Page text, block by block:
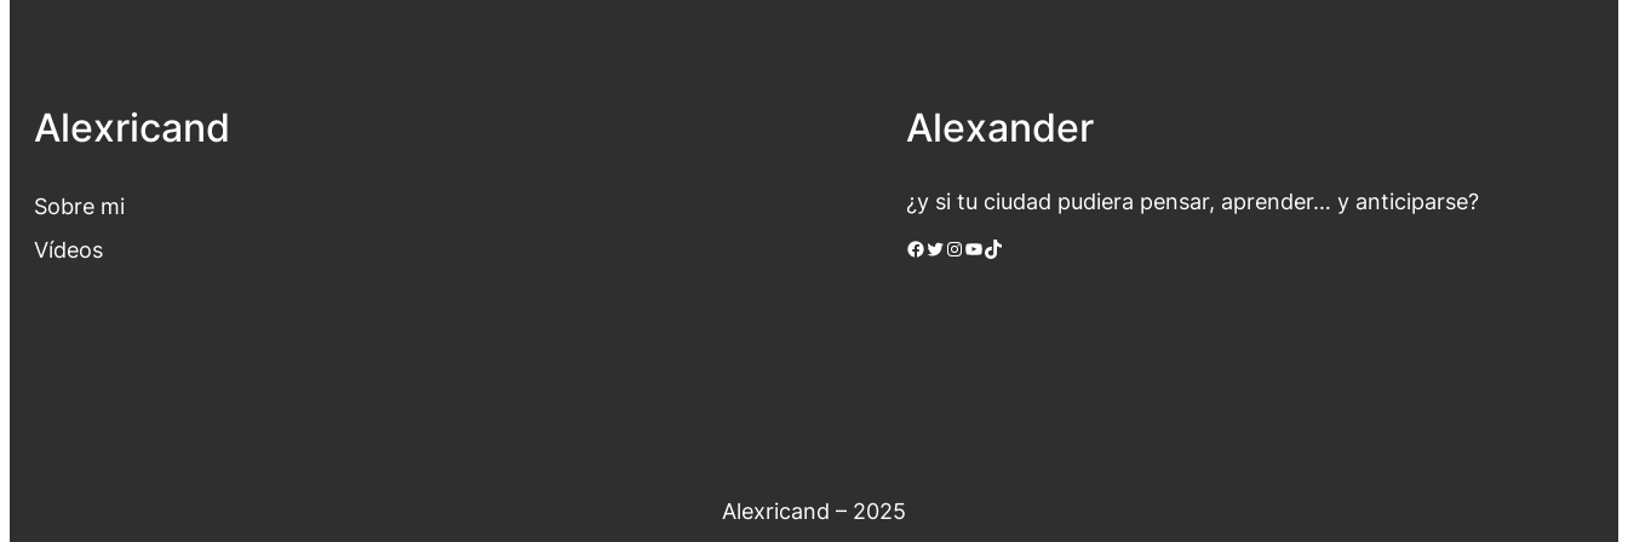
Alexricand
Sobre mi
Vídeos
Alexander
¿y si tu ciudad pudiera pensar, aprender… y anticiparse?
Facebook Twitter Instagram YouTube TikTok
Alexricand – 2025